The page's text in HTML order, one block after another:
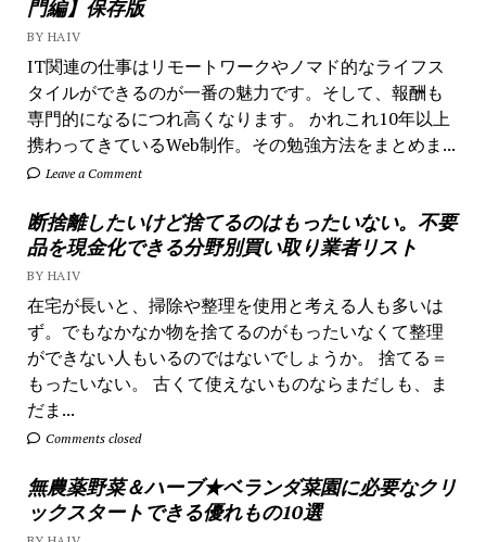
門編】保存版
BY HAIV
IT関連の仕事はリモートワークやノマド的なライフス
タイルができるのが一番の魅力です。そして、報酬も
専門的になるにつれ高くなります。 かれこれ10年以上
携わってきているWeb制作。その勉強方法をまとめま...
Leave a Comment
断捨離したいけど捨てるのはもったいない。不要
品を現金化できる分野別買い取り業者リスト
BY HAIV
在宅が長いと、掃除や整理を使用と考える人も多いは
ず。でもなかなか物を捨てるのがもったいなくて整理
ができない人もいるのではないでしょうか。 捨てる＝
もったいない。 古くて使えないものならまだしも、ま
だま...
Comments closed
無農薬野菜＆ハーブ★ベランダ菜園に必要なクリ
ックスタートできる優れもの10選